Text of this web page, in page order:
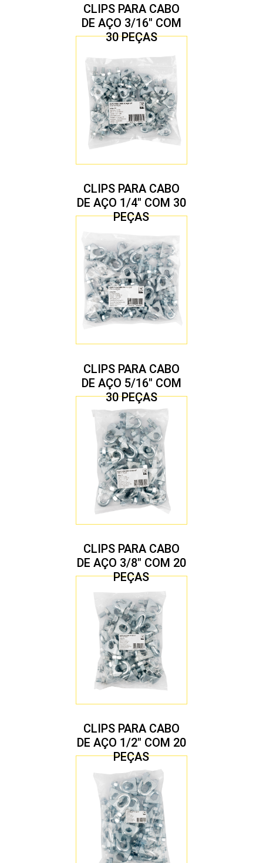
CLIPS PARA CABO
DE AÇO 3/16″ COM
30 PEÇAS
CLIPS PARA CABO
DE AÇO 1/4″ COM 30
PEÇAS
CLIPS PARA CABO
DE AÇO 5/16″ COM
30 PEÇAS
CLIPS PARA CABO
DE AÇO 3/8″ COM 20
PEÇAS
CLIPS PARA CABO
DE AÇO 1/2″ COM 20
PEÇAS